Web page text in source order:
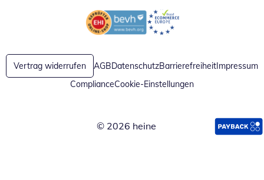
Öffnet in neuem FensterÖffnet in neuem Fenster
Vertrag widerrufen AGBDatenschutzBarrierefreiheitImpressum
ComplianceCookie-Einstellungen
© 2026 heine